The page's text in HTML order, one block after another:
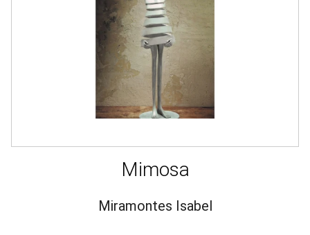
Mimosa
Miramontes Isabel